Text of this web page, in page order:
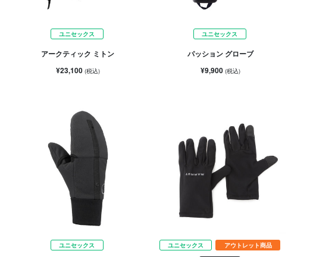
ユニセックス
アークティック ミトン
¥23,100 (税込)
ユニセックス
パッション グローブ
¥9,900(税込)
ユニセックス ユニセックス アウトレット商品